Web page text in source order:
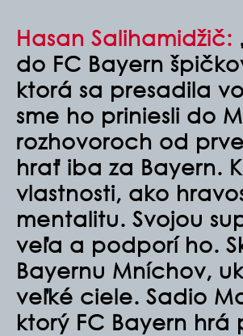
Hasan Salihamidžič:
do FC Bayern
ktorá sa presadila
sme ho priniesli do
rozhovoroch od
hrať iba za Bayern.
vlastnosti, ako
mentalitu. Svojou
veľa a podporí ho.
Bayernu Mníchov,
veľké ciele. Sadio
ktorý FC Bayern